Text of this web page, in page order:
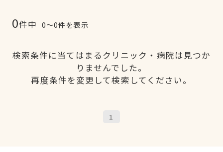
0件中 0〜0件を表示
検索条件に当てはまるクリニック・病院は見つか
りませんでした。
再度条件を変更して検索してください。
1